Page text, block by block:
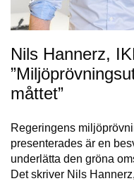
Nils Hannerz,
måttet”
Regeringens
presenterades är en
underlätta den gröna
Det skriver Nils